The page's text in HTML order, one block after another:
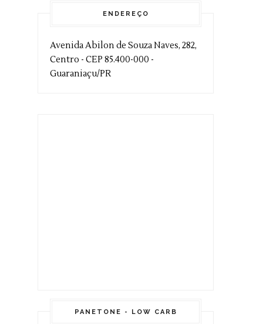
ENDEREÇO
Avenida Abilon de Souza Naves, 282,
Centro - CEP 85.400-000 -
Guaraniaçu/PR
PANETONE - LOW CARB